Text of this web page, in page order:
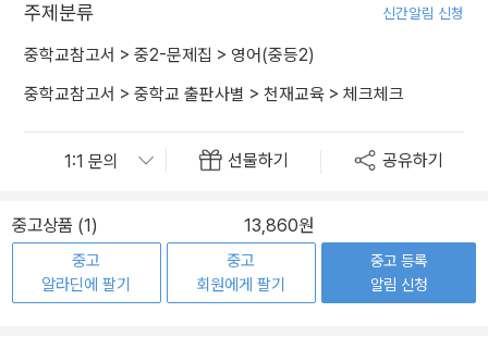
주제분류 신간알림 신청
중학교참고서 > 중2-문제집 > 영어(중등2)
중학교참고서 > 중학교 출판사별 > 천재교육 > 체크체크
선물하기 공유하기
중고상품 (1) 13,860원
중고
알라딘에 팔기
중고
회원에게 팔기
중고 등록
알림 신청